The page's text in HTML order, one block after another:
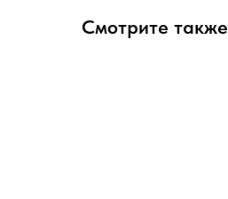
Смотрите также